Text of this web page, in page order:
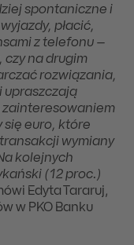
spontaniczne i
płacić,
z telefonu –
czy na drugim
rozwiązania,
upraszczają
zainteresowaniem
się euro, które
wymiany
kolejnych
(12 proc.)
Edyta Tararuj,
w PKO Banku